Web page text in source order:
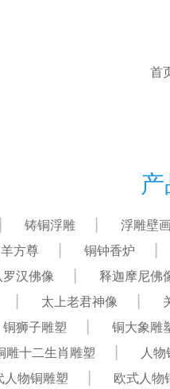
首
铸铜浮雕 浮雕壁
羊方尊 铜钟香炉
罗汉佛像 释迦摩尼佛
太上老君神像
铜狮子雕塑 铜大象雕
雕十二生肖雕塑 人
人物铜雕塑 欧式人物